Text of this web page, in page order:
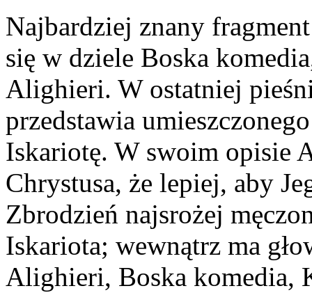
Najbardziej znany
się w dziele Boska
Alighieri. W ostatniej
przedstawia
Iskariotę. W swoim opisie
Chrystusa, że lepiej, aby
Zbrodzień najsrożej
Iskariota; wewnątrz ma
Alighieri, Boska komedia,